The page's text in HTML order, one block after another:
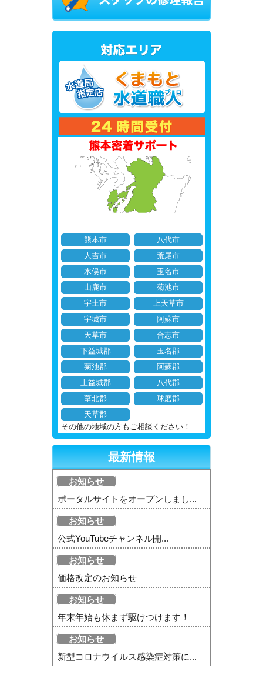
熊本市
八代市
人吉市
荒尾市
水俣市
玉名市
山鹿市
菊池市
宇土市
上天草市
宇城市
阿蘇市
天草市
合志市
下益城郡
玉名郡
菊池郡
阿蘇郡
上益城郡
八代郡
葦北郡
球磨郡
天草郡
その他の地域の方もご相談ください！
最新情報
お知らせ
ポータルサイトをオープンしまし...
お知らせ
公式YouTubeチャンネル開...
お知らせ
価格改定のお知らせ
お知らせ
年末年始も休まず駆けつけます！
お知らせ
新型コロナウイルス感染症対策に...